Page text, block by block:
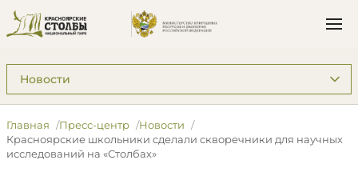
Подразделы: Пресс-центр
Главная Пресс-центр
Новости
​Красноярские школьники сделали скворечники для научных
исследований на «Столбах»